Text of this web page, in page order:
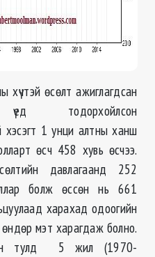
өсөлт ажиглагдсан
тодорхойлсон
хэсэгт 1 унци алтны ханш
өсч 458 хувь өсчээ.
давлагаанд 252
болж өссөн нь 661
харахад одоогийн
мэт харагдаж болно.
тулд 5 жил (1970-